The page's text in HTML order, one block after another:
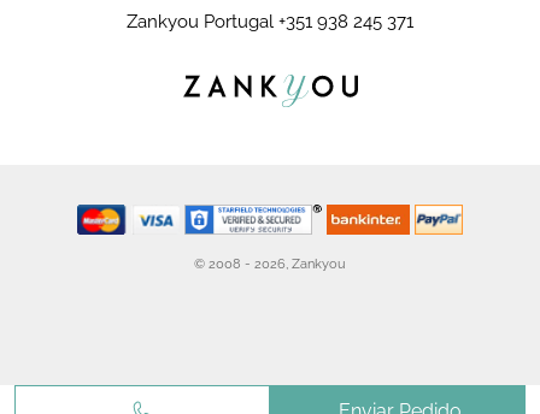
Zankyou Portugal +351 938 245 371
© 2008 - 2026, Zankyou